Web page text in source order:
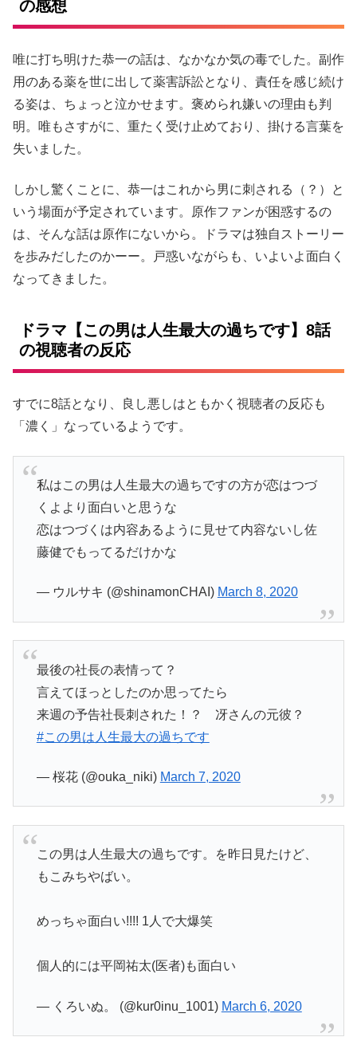
の感想
唯に打ち明けた恭一の話は、なかなか気の毒でした。副作
用のある薬を世に出して薬害訴訟となり、責任を感じ続け
る姿は、ちょっと泣かせます。褒められ嫌いの理由も判
明。唯もさすがに、重たく受け止めており、掛ける言葉を
失いました。
しかし驚くことに、恭一はこれから男に刺される（？）と
いう場面が予定されています。原作ファンが困惑するの
は、そんな話は原作にないから。ドラマは独自ストーリー
を歩みだしたのかーー。戸惑いながらも、いよいよ面白く
なってきました。
ドラマ【この男は人生最大の過ちです】8話
の視聴者の反応
すでに8話となり、良し悪しはともかく視聴者の反応も
「濃く」なっているようです。
私はこの男は人生最大の過ちですの方が恋はつづ
くよより面白いと思うな
恋はつづくは内容あるように見せて内容ないし佐
藤健でもってるだけかな
— ウルサキ (@shinamonCHAI) March 8, 2020
最後の社長の表情って？
言えてほっとしたのか思ってたら
来週の予告社長刺された！？ 冴さんの元彼？
#この男は人生最大の過ちです
— 桜花 (@ouka_niki) March 7, 2020
この男は人生最大の過ちです。を昨日見たけど、
もこみちやばい。
めっちゃ面白い!!!! 1人で大爆笑
個人的には平岡祐太(医者)も面白い
— くろいぬ。 (@kur0inu_1001) March 6, 2020